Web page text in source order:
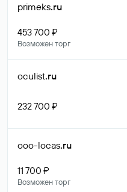
primeks.ru
453 700 ₽
Возможен торг
oculist.ru
232 700 ₽
ooo-locas.ru
11 700 ₽
Возможен торг